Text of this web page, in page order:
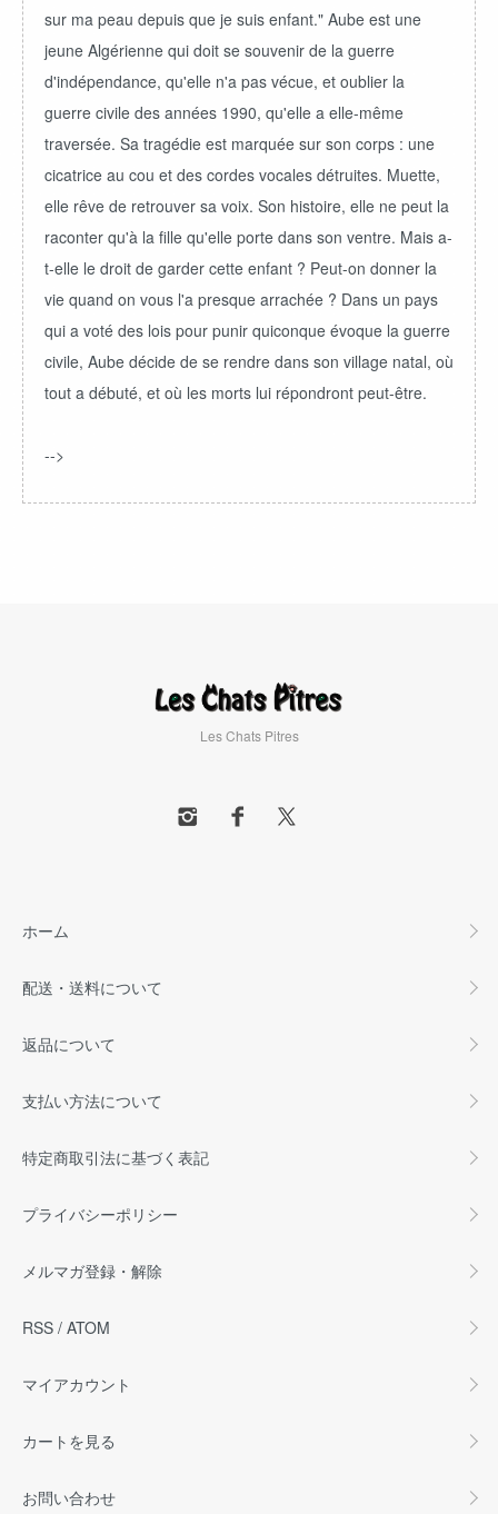
sur ma peau depuis que je suis enfant." Aube est une
jeune Algérienne qui doit se souvenir de la guerre
d'indépendance, qu'elle n'a pas vécue, et oublier la
guerre civile des années 1990, qu'elle a elle-même
traversée. Sa tragédie est marquée sur son corps : une
cicatrice au cou et des cordes vocales détruites. Muette,
elle rêve de retrouver sa voix. Son histoire, elle ne peut la
raconter qu'à la fille qu'elle porte dans son ventre. Mais a-
t-elle le droit de garder cette enfant ? Peut-on donner la
vie quand on vous l'a presque arrachée ? Dans un pays
qui a voté des lois pour punir quiconque évoque la guerre
civile, Aube décide de se rendre dans son village natal, où
tout a débuté, et où les morts lui répondront peut-être.
-->
Les Chats Pitres
ホーム
配送・送料について
返品について
支払い方法について
特定商取引法に基づく表記
プライバシーポリシー
メルマガ登録・解除
RSS / ATOM
マイアカウント
カートを見る
お問い合わせ